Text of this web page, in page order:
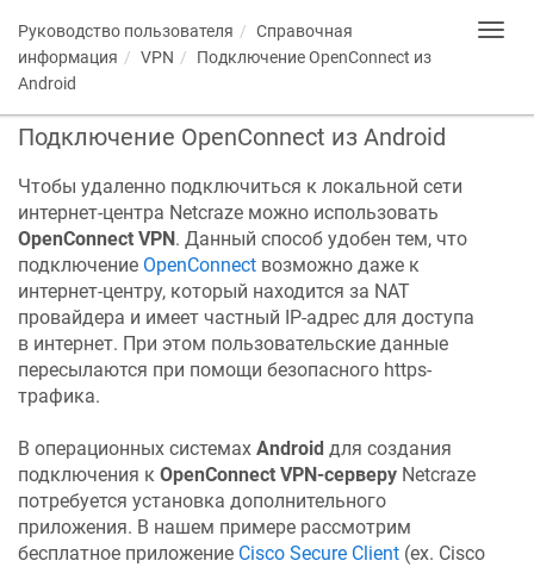
Руководство пользователя
Справочная
информация
VPN
Подключение OpenConnect из
Android
Подключение OpenConnect из Android
Чтобы удаленно подключиться к локальной сети
интернет-центра Netcraze можно использовать
OpenConnect VPN. Данный способ удобен тем, что
подключение OpenConnect возможно даже к
интернет-центру, который находится за NAT
провайдера и имеет частный IP-адрес для доступа
в интернет. При этом пользовательские данные
пересылаются при помощи безопасного https-
трафика.
В операционных системах Android для создания
подключения к OpenConnect VPN-серверу Netcraze
потребуется установка дополнительного
приложения. В нашем примере рассмотрим
бесплатное приложение Cisco Secure Client (ex. Cisco